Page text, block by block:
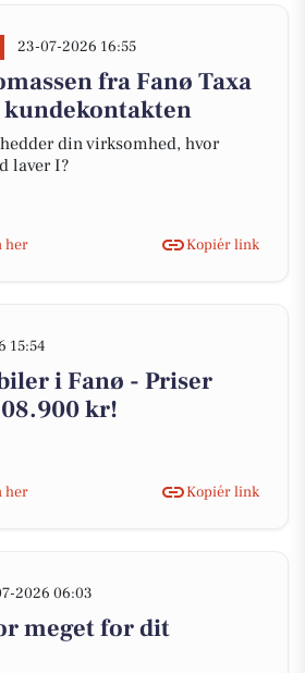
23-07-2026 16:55
fra Fanø Taxa
din virksomhed, hvor
laver I?
her
Kopiér link
15:54
i Fanø - Priser
kr!
her
Kopiér link
2026 06:03
meget for dit